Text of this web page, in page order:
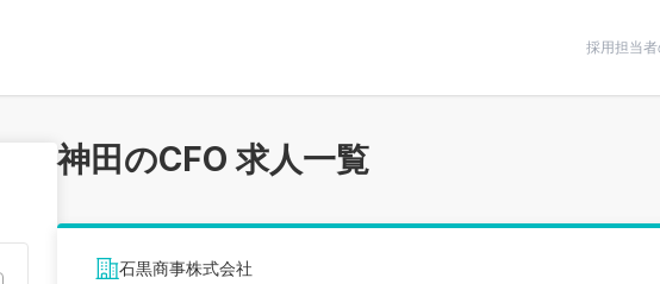
採用担当
神田のCFO 求人一覧
石黒商事株式会社